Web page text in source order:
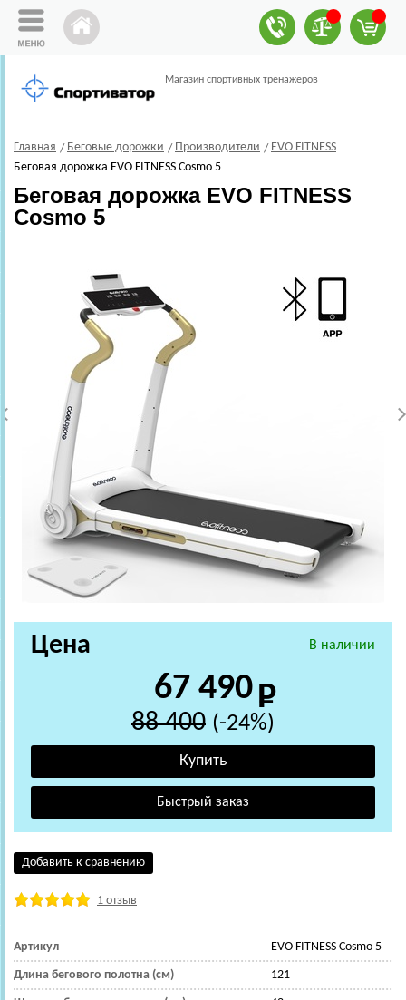
Магазин спортивных тренажеров
Главная Беговые дорожки Производители
EVO FITNESS
Беговая дорожка EVO FITNESS Cosmo 5
Беговая дорожка EVO FITNESS
Cosmo 5
В наличии
Цена
67 490
88 400 (-24%)
Добавить к сравнению
1 отзыв
Артикул EVO FITNESS Cosmo 5
Длина бегового полотна (см) 121